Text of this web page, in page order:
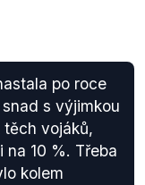
po roce
s výjimkou
vojáků,
na 10 %. Třeba
kolem